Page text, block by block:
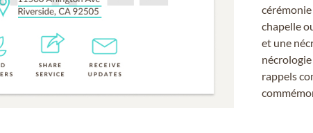
chapelle
et une
rappels